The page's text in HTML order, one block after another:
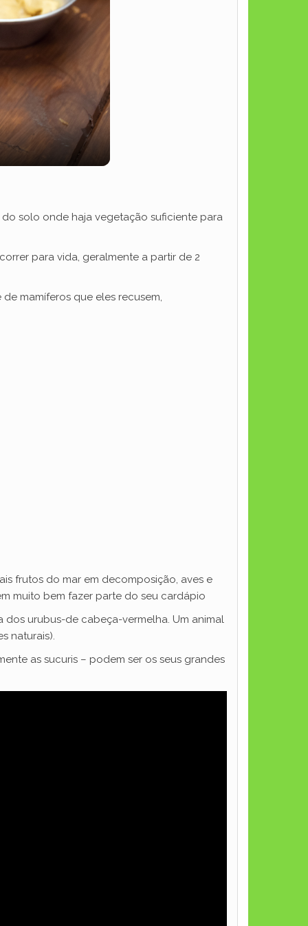
solo onde haja vegetação suficiente para
para vida, geralmente a partir de 2
mamíferos que eles recusem,
frutos do mar em decomposição, aves e
muito bem fazer parte do seu cardápio
dos urubus-de cabeça-vermelha. Um animal
naturais).
as sucuris – podem ser os seus grandes